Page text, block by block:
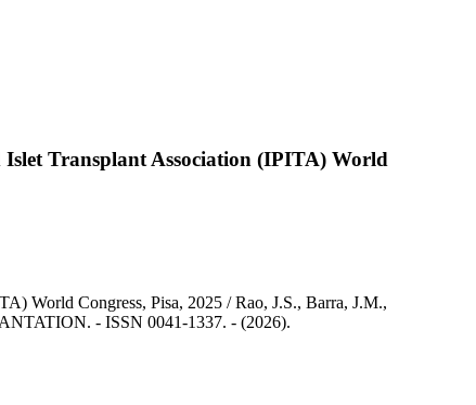
Transplant Association (IPITA) World
World Congress, Pisa, 2025 / Rao, J.S., Barra, J.M.,
- ISSN 0041-1337. - (2026).